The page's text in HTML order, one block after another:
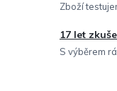
Zboží
17 let
S výběrem